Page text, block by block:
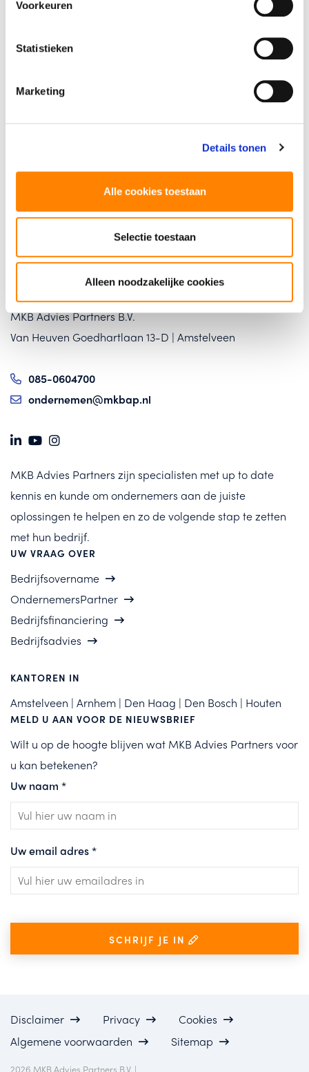
Voorkeuren
Statistieken
Marketing
Details tonen
Alle cookies toestaan
Selectie toestaan
Alleen noodzakelijke cookies
Partner - specialisme Financiering & bedrijfsvoering
06287 130 00
hennie.redel@mkbap.nl
MKB Advies Partners B.V.
Van Heuven Goedhartlaan 13-D | Amstelveen
085-0604700
ondernemen@mkbap.nl
MKB Advies Partners zijn specialisten met up to date
kennis en kunde om ondernemers aan de juiste
oplossingen te helpen en zo de volgende stap te zetten
met hun bedrijf.
UW VRAAG OVER
Bedrijfsovername
OndernemersPartner
Bedrijfsfinanciering
Bedrijfsadvies
KANTOREN IN
Amstelveen | Arnhem | Den Haag | Den Bosch | Houten
MELD U AAN VOOR DE NIEUWSBRIEF
Wilt u op de hoogte blijven wat MKB Advies Partners voor
u kan betekenen?
Uw naam *
Uw email adres*
SCHRIJF JE IN
Disclaimer Privacy
Cookies
Algemene voorwaarden
Sitemap
2026 MKB Advies Partners B.V. |